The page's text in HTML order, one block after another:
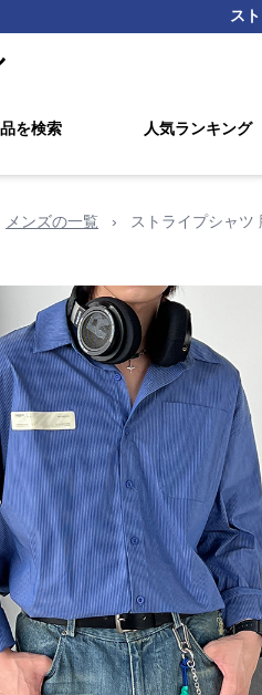
ス
を検索 人気ランキング
メンズの一覧 › ストライプシャツ